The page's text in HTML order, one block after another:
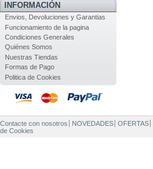
INFORMACIÓN
Envios, Devoluciones y Garantias
Funcionamiento de la pagina
Condiciones Generales
Quiénes Somos
Nuestras Tiendas
Formas de Pago
Politica de Cookies
Contacte con nosotros NOVEDADES OFERTAS
de Cookies